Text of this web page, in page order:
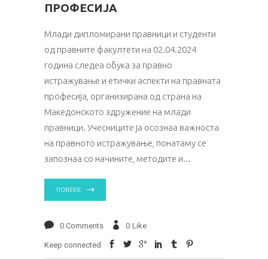
ПРОФЕСИЈА
Млади дипломирани правници и студенти
од правните факултети на 02.04.2024
година следеа обука за правно
истражување и етички аспекти на правната
професија, организирана од страна на
Македонското здружение на млади
правници. Учесниците ја осознаа важноста
на правното истражување, понатаму се
запознаа со начините, методите и
ПОВЕЌЕ
0 Comments 0 Like
Keep connected